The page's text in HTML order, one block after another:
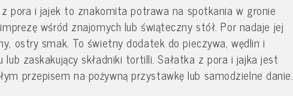
pora i jajek to znakomita potrawa na spotkania w gronie
wśród znajomych lub świąteczny stół. Por nadaje jej
ostry smak. To świetny dodatek do pieczywa, wędlin i
lub zaskakujący składniki tortilli. Sałatka z pora i jajka jest
przepisem na pożywną przystawkę lub samodzielne danie.